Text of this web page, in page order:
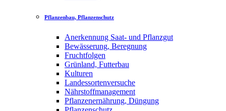
Pflanzenbau, Pflanzenschutz
Anerkennung Saat- und Pflanzgut
Bewässerung, Beregnung
Fruchtfolgen
Grünland, Futterbau
Kulturen
Landessortenversuche
Nährstoffmanagement
Pflanzenernährung, Düngung